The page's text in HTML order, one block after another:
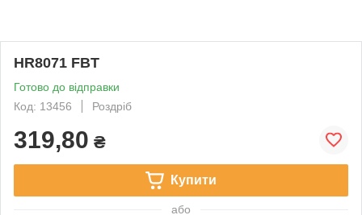
HR8071 FBT
Готово до відправки
Код: 13456
Роздріб
319,80 ₴
Купити
або